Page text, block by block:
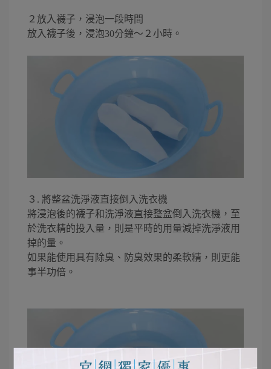
２放入襪子，浸泡一段時間
放入襪子後，浸泡30分鐘〜２小時。
３. 將整盆洗淨液直接倒入洗衣機
將浸泡後的襪子和洗淨液直接整盆倒入洗衣機，至
於洗衣精的投入量，則是平時的用量減掉洗淨液用
掉的量。
如果能使用具有除臭、防臭效果的柔軟精，則更能
事半功倍。